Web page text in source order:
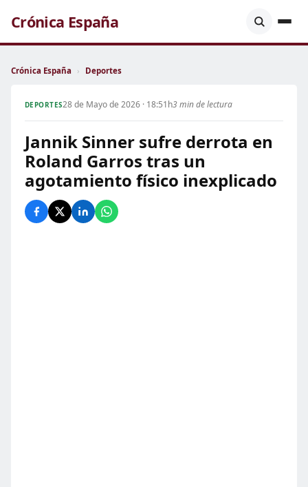
Crónica España
Crónica España › Deportes
DEPORTES28 de Mayo de 2026 · 18:51h3 min de lectura
Jannik Sinner sufre derrota en
Roland Garros tras un
agotamiento físico inexplicado